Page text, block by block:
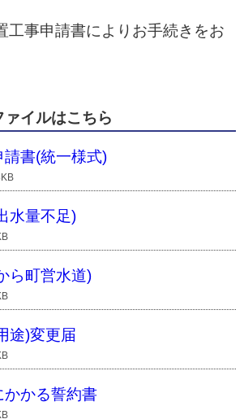
工事申請書によりお手続きをお
イルはこちら
書(統一様式)
水量不足)
ら町営水道)
途)変更届
かる誓約書